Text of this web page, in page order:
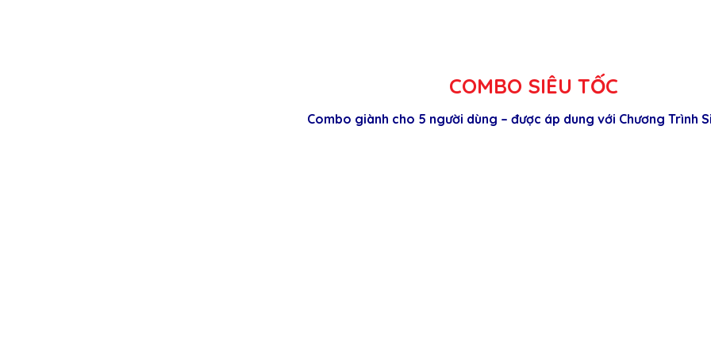
COMBO SIÊU TỐC
Combo giành cho 5 người dùng – được áp dung với Chương Trình